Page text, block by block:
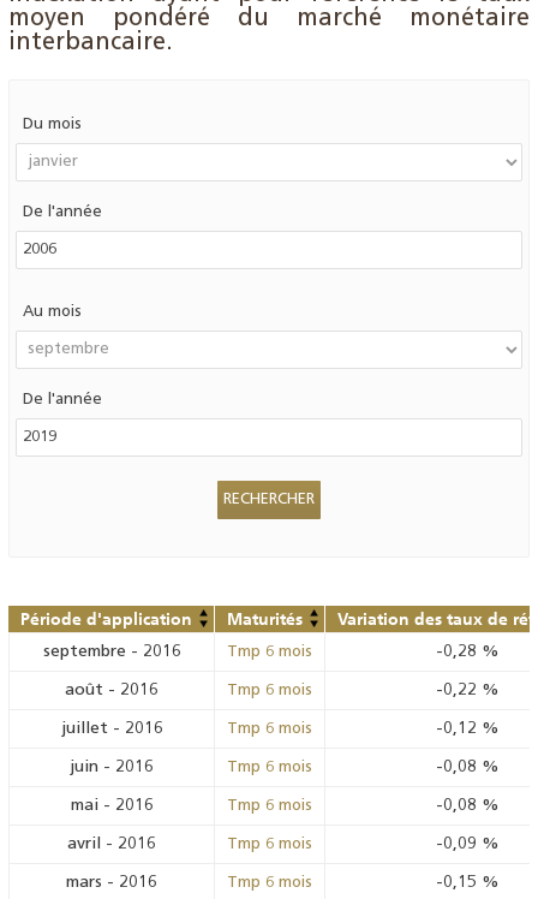
moyen pondéré du marché monétaire
interbancaire.
Du mois
De l'année
Au mois
De l'année
Période d'application Maturités Variation des taux de
septembre - 2016 Tmp 6 mois -0,28 %
août - 2016 Tmp 6 mois -0,22 %
juillet - 2016 Tmp 6 mois -0,12 %
juin - 2016 Tmp 6 mois -0,08 %
mai - 2016 Tmp 6 mois -0,08 %
avril - 2016 Tmp 6 mois -0,09 %
mars - 2016 Tmp 6 mois -0,15 %